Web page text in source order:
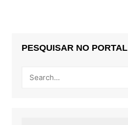
PESQUISAR NO PORTAL